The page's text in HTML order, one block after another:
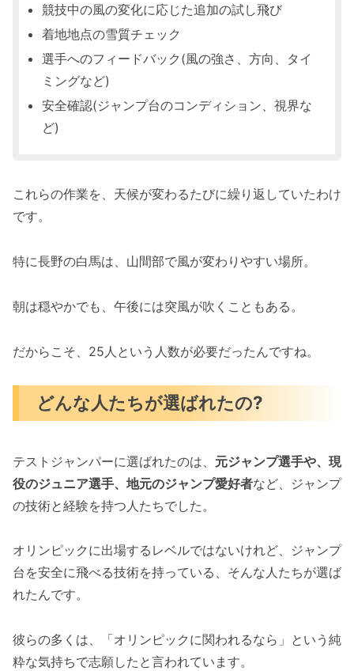
競技中の風の変化に応じた追加の試し飛び
着地地点の雪質チェック
選手へのフィードバック(風の強さ、方向、タイ
ミングなど)
安全確認(ジャンプ台のコンディション、視界な
ど)
これらの作業を、天候が変わるたびに繰り返していたわけ
です。
特に長野の白馬は、山間部で風が変わりやすい場所。
朝は穏やかでも、午後には突風が吹くこともある。
だからこそ、25人という人数が必要だったんですね。
どんな人たちが選ばれたの?
テストジャンパーに選ばれたのは、 元ジャンプ選手や、現
役のジュニア選手、地元のジャンプ愛好者など、ジャンプ
の技術と経験を持つ人たちでした。
オリンピックに出場するレベルではないけれど、ジャンプ
台を安全に飛べる技術を持っている、そんな人たちが選ば
れたんです。
彼らの多くは、「オリンピックに関われるなら」という純
粋な気持ちで志願したと言われています。